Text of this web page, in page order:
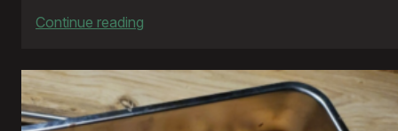
Continue reading
na
rowerze